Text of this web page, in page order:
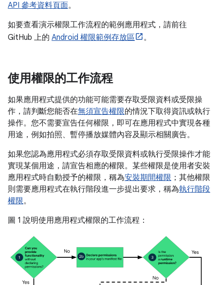
API 參考資料頁面。
如要查看演示權限工作流程的範例應用程式，請前往
GitHub 上的 Android 權限範例存放區 。
使用權限的工作流程
如果應用程式提供的功能可能需要存取受限資料或受限操
作，請判斷您能否在無須宣告權限的情況下取得資訊或執行
操作。您不需要宣告任何權限，即可在應用程式中實現各種
用途，例如拍照、暫停播放媒體內容及顯示相關廣告。
如果您認為應用程式必須存取受限資料或執行受限操作才能
實現某個用途，請宣告相應的權限。某些權限是使用者安裝
應用程式時自動授予的權限，稱為安裝期間權限 ；其他權限
則需要應用程式在執行階段進一步提出要求，稱為執行階段
權限。
圖 1 說明使用應用程式權限的工作流程：